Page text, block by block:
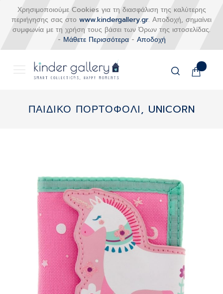
Χρησιμοποιούμε Cookies για τη διασφάλιση της καλύτερης
περιήγησης σας στο www.kindergallery.gr. Αποδοχή, σημαίνει
συμφωνία με τη χρήση τους βάσει των Όρων της ιστοσελίδας.
- Μάθετε Περισσότερα- Αποδοχή
Το
περιεχόμενοΠΑΙΔΙΚΟ ΠΟΡΤΟΦΟΛΙ, UNICORN